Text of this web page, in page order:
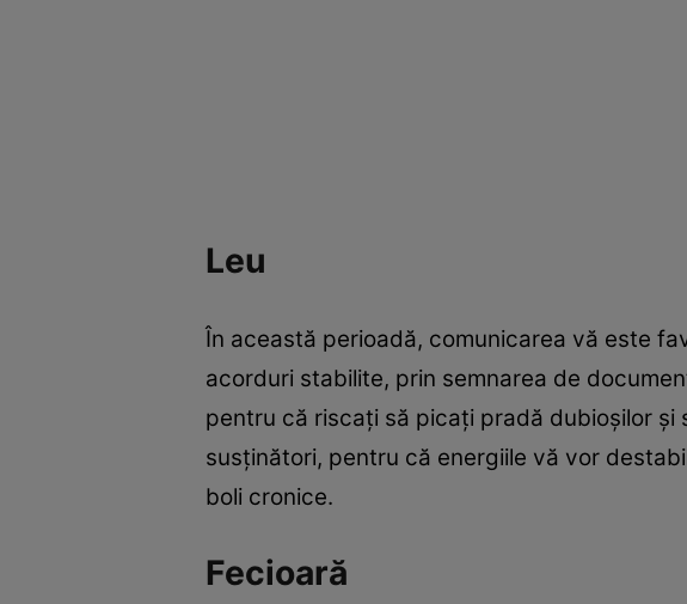
Leu
În această perioadă, comunicarea vă este
acorduri stabilite, prin semnarea de
pentru că riscați să picați pradă dubioșilor
susținători, pentru că energiile vă vor
boli cronice.
Fecioară